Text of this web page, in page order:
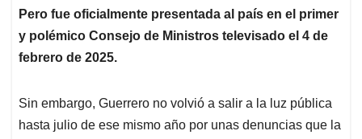
Pero fue oficialmente presentada al país en el primer
y polémico Consejo de Ministros televisado el 4 de
febrero de 2025.
Sin embargo, Guerrero no volvió a salir a la luz pública
hasta julio de ese mismo año por unas denuncias que la